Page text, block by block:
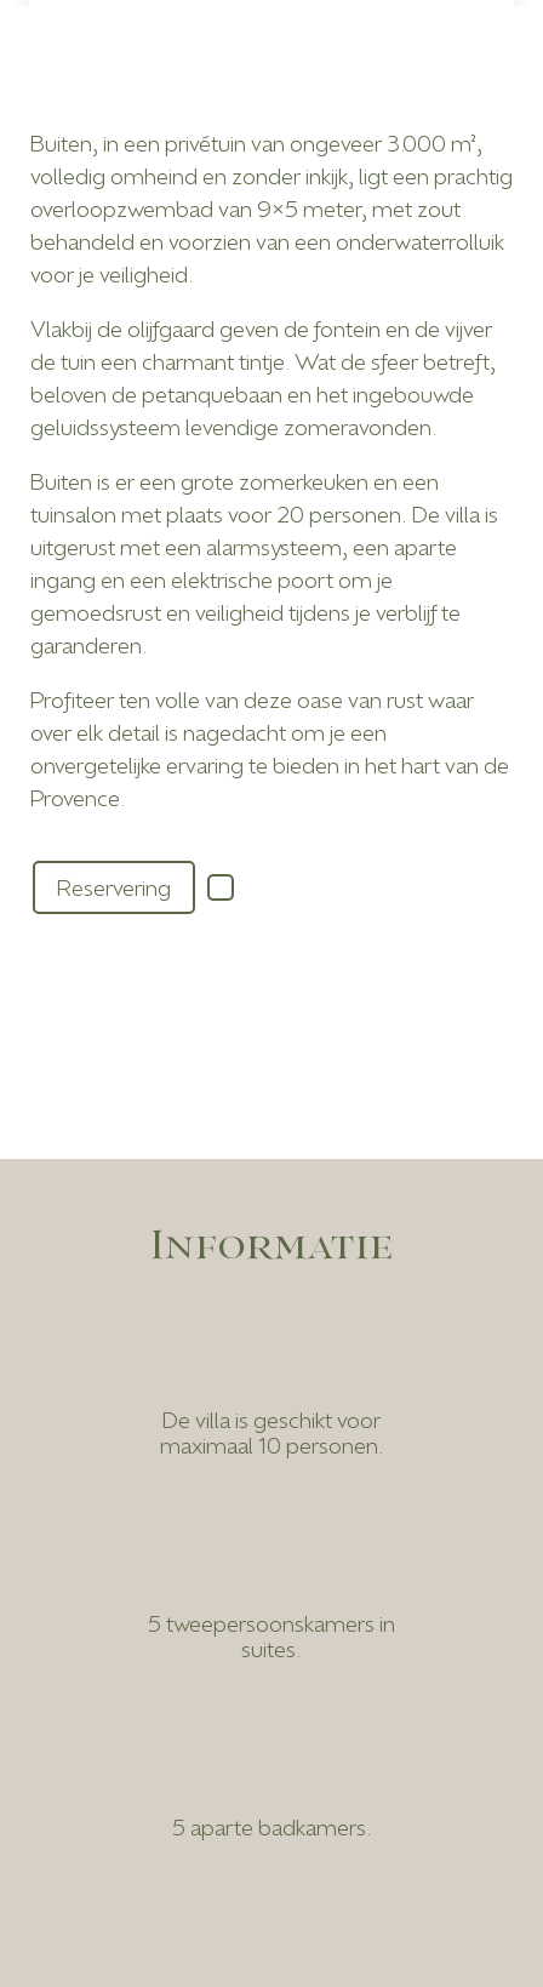
Buiten, in een privétuin van ongeveer 3.000 m²,
volledig omheind en zonder inkijk, ligt een prachtig
overloopzwembad van 9×5 meter, met zout
behandeld en voorzien van een onderwaterrolluik
voor je veiligheid.
Vlakbij de olijfgaard geven de fontein en de vijver
de tuin een charmant tintje. Wat de sfeer betreft,
beloven de petanquebaan en het ingebouwde
geluidssysteem levendige zomeravonden.
Buiten is er een grote zomerkeuken en een
tuinsalon met plaats voor 20 personen. De villa is
uitgerust met een alarmsysteem, een aparte
ingang en een elektrische poort om je
gemoedsrust en veiligheid tijdens je verblijf te
garanderen.
Profiteer ten volle van deze oase van rust waar
over elk detail is nagedacht om je een
onvergetelijke ervaring te bieden in het hart van de
Provence.
Reservering
Informatie
De villa is geschikt voor
maximaal 10 personen.
5 tweepersoonskamers in
suites.
5 aparte badkamers.